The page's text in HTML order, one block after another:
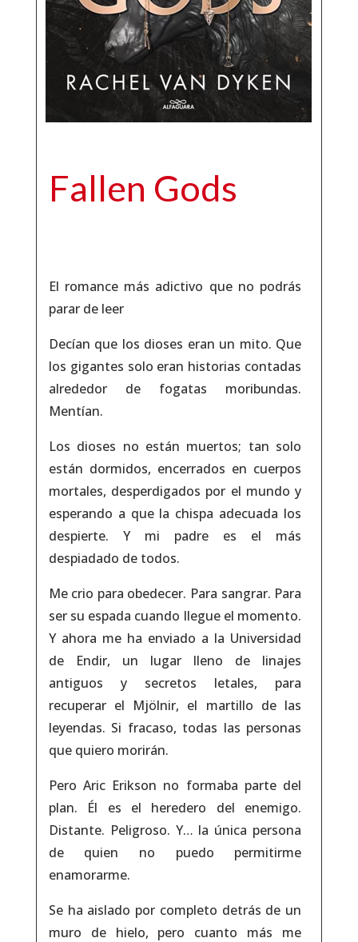
Fallen Gods
El romance más adictivo que no podrás
parar de leer
Decían que los dioses eran un mito. Que
los gigantes solo eran historias contadas
alrededor de fogatas moribundas.
Mentían.
Los dioses no están muertos; tan solo
están dormidos, encerrados en cuerpos
mortales, desperdigados por el mundo y
esperando a que la chispa adecuada los
despierte. Y mi padre es el más
despiadado de todos.
Me crio para obedecer. Para sangrar. Para
ser su espada cuando llegue el momento.
Y ahora me ha enviado a la Universidad
de Endir, un lugar lleno de linajes
antiguos y secretos letales, para
recuperar el Mjölnir, el martillo de las
leyendas. Si fracaso, todas las personas
que quiero morirán.
Pero Aric Erikson no formaba parte del
plan. Él es el heredero del enemigo.
Distante. Peligroso. Y… la única persona
de quien no puedo permitirme
enamorarme.
Se ha aislado por completo detrás de un
muro de hielo, pero cuanto más me